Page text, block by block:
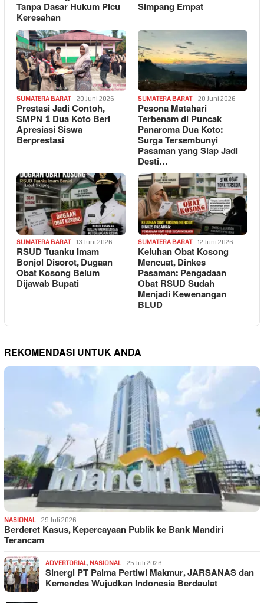
Tanpa Dasar Hukum Picu
Keresahan
Simpang Empat
SUMATERA BARAT 20 Juni 2026
Prestasi Jadi Contoh,
SMPN 1 Dua Koto Beri
Apresiasi Siswa
Berprestasi
SUMATERA BARAT 20 Juni 2026
Pesona Matahari
Terbenam di Puncak
Panaroma Dua Koto:
Surga Tersembunyi
Pasaman yang Siap Jadi
Desti…
SUMATERA BARAT 13 Juni 2026
RSUD Tuanku Imam
Bonjol Disorot, Dugaan
Obat Kosong Belum
Dijawab Bupati
SUMATERA BARAT 12 Juni 2026
Keluhan Obat Kosong
Mencuat, Dinkes
Pasaman: Pengadaan
Obat RSUD Sudah
Menjadi Kewenangan
BLUD
REKOMENDASI UNTUK ANDA
NASIONAL 29 Juli 2026
Berderet Kasus, Kepercayaan Publik ke Bank Mandiri
Terancam
ADVERTORIAL, NASIONAL 25 Juli 2026
Sinergi PT Palma Pertiwi Makmur, JARSANAS dan
Kemendes Wujudkan Indonesia Berdaulat